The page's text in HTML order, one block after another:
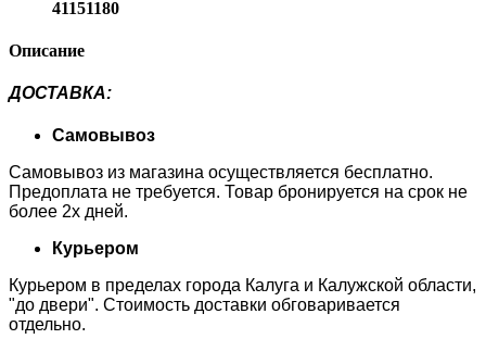
41151180
Описание
ДОСТАВКА:
Самовывоз
Самовывоз из магазина осуществляется бесплатно.
Предоплата не требуется. Товар бронируется на срок не
более 2х дней.
Курьером
Курьером в пределах города Калуга и Калужской области,
"до двери". Стоимость доставки обговаривается
отдельно.